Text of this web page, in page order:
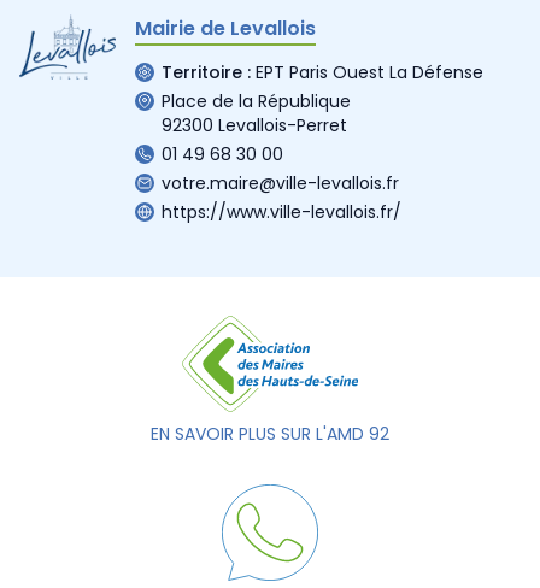
Mairie de Levallois
Territoire : EPT Paris Ouest La Défense
Place de la République
92300 Levallois-Perret
01 49 68 30 00
votre.maire@ville-levallois.fr
https://www.ville-levallois.fr/
EN SAVOIR PLUS SUR L'AMD 92